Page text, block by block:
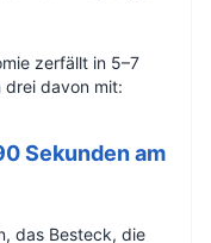
zerfällt in 5–7
drei davon mit:
Sekunden am
das Besteck, die